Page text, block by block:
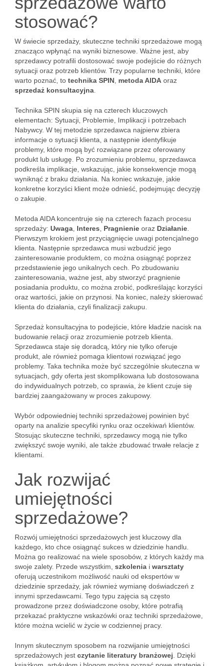
stosować?
W świecie sprzedaży, skuteczne techniki sprzedażowe mogą
znacząco wpłynąć na wyniki biznesowe. Ważne jest, aby
sprzedawcy potrafili dostosować swoje podejście do różnych
sytuacji oraz potrzeb klientów. Trzy popularne techniki, które
warto poznać, to technika SPIN metoda AIDA oraz
sprzedaż konsultacyjna
Technika SPIN skupia się na czterech kluczowych
elementach: Sytuacji, Problemie, Implikacji i potrzebach
Nabywcy. W tej metodzie sprzedawca najpierw zbiera
informacje o sytuacji klienta, a następnie identyfikuje
problemy, które mogą być rozwiązane przez oferowany
produkt lub usługę. Po zrozumieniu problemu, sprzedawca
podkreśla implikacje, wskazując, jakie konsekwencje mogą
wyniknąć z braku działania. Na koniec wskazuje, jakie
konkretne korzyści klient może odnieść, podejmując decyzję
o zakupie.
Metoda AIDA koncentruje się na czterech fazach procesu
sprzedaży: Uwaga Interes Pragnienie oraz Działanie
Pierwszym krokiem jest przyciągnięcie uwagi potencjalnego
klienta. Następnie sprzedawca musi wzbudzić jego
zainteresowanie produktem, co można osiągnąć poprzez
przedstawienie jego unikalnych cech. Po zbudowaniu
zainteresowania, ważne jest, aby stworzyć pragnienie
posiadania produktu, co można zrobić, podkreślając korzyści
oraz wartości, jakie on przynosi. Na koniec, należy skierować
klienta do działania, czyli finalizacji zakupu.
Sprzedaż konsultacyjna to podejście, które kładzie nacisk na
budowanie relacji oraz zrozumienie potrzeb klienta.
Sprzedawca staje się doradcą, który nie tylko oferuje
produkt, ale również pomaga klientowi rozwiązać jego
problemy. Taka technika może być szczególnie skuteczna w
sytuacjach, gdy oferta jest skomplikowana lub dostosowana
do indywidualnych potrzeb, co sprawia, że klient czuje się
bardziej zaangażowany w proces zakupowy.
Wybór odpowiedniej techniki sprzedażowej powinien być
oparty na analizie specyfiki rynku oraz oczekiwań klientów.
Stosując skuteczne techniki, sprzedawcy mogą nie tylko
zwiększyć swoje wyniki, ale także zbudować trwałe relacje z
klientami.
Jak rozwijać
umiejętności
sprzedażowe?
Rozwój umiejętności sprzedażowych jest kluczowy dla
każdego, kto chce osiągnąć sukces w dziedzinie handlu.
Można go realizować na wiele sposobów, z których każdy ma
swoje zalety. Przede wszystkim, szkolenia i warsztaty
oferują uczestnikom możliwość nauki od ekspertów w
dziedzinie sprzedaży, jak również wymianę doświadczeń z
innymi sprzedawcami. Tego typu zajęcia są często
prowadzone przez doświadczone osoby, które potrafią
przekazać praktyczne wskazówki oraz techniki sprzedażowe,
które można wcielić w życie w codziennej pracy.
Innym skutecznym sposobem na rozwijanie umiejętności
sprzedażowych jest czytanie literatury branżowej . Dzięki